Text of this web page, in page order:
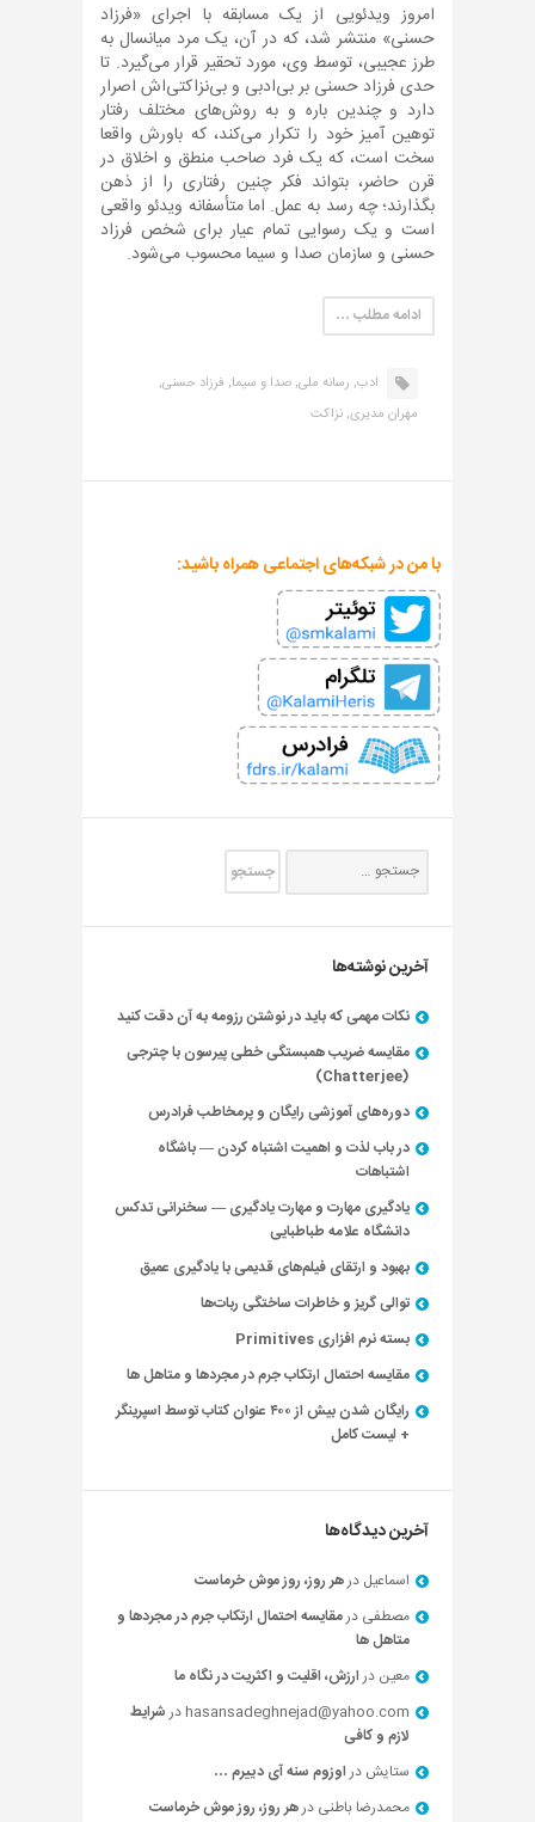
امروز ویدئویی از یک مسابقه با اجرای «فرزاد
حسنی» منتشر شد، که در آن، یک مرد میانسال به
طرز عجیبی، توسط وی، مورد تحقیر قرار می‌گیرد. تا
حدی فرزاد حسنی بر بی‌ادبی و بی‌نزاکتی‌اش اصرار
دارد و چندین باره و به روش‌های مختلف رفتار
توهین آمیز خود را تکرار می‌کند، که باورش واقعا
سخت است، که یک فرد صاحب منطق و اخلاق در
قرن حاضر، بتواند فکر چنین رفتاری را از ذهن
بگذارند؛ چه رسد به عمل. اما متأسفانه ویدئو واقعی
است و یک رسوایی تمام عیار برای شخص فرزاد
حسنی و سازمان صدا و سیما محسوب می‌شود.
ادامه مطلب …
ادب, رسانه ملی,صدا و سیما, فرزاد حسنی,
مهران مدیری,نزاکت
با من در شبکه‌های اجتماعی همراه باشید:
آخرین نوشته‌ها
نکات مهمی که باید در نوشتن رزومه به آن دقت کنید
مقایسه ضریب همبستگی خطی پیرسون با چترجی
(Chatterjee)
دوره‌های آموزشی رایگان و پرمخاطب فرادرس
در باب لذت و اهمیت اشتباه کردن — باشگاه
اشتباهات
یادگیری مهارت و مهارت یادگیری — سخنرانی تدکس
دانشگاه علامه طباطبایی
بهبود و ارتقای فیلم‌های قدیمی با یادگیری عمیق
توالی گریز و خاطرات ساختگی ربات‌ها
بسته نرم افزاری Primitives
مقایسه احتمال ارتکاب جرم در مجردها و متاهل ها
رایگان شدن بیش از ۴۰۰ عنوان کتاب توسط اسپرینگر
+ لیست کامل
آخرین دیدگاه‌ها
اسماعیل درهر روز، روز موش خرماست
مصطفی درمقایسه احتمال ارتکاب جرم در مجردها و
متاهل ها
معین درارزش، اقلیت و اکثریت در نگاه ما
hasansadeghnejad@yahoo.com درشرایط
لازم و کافی
ستایش دراوزوم سنه آی دییرم …
محمدرضا باطنی درهر روز، روز موش خرماست